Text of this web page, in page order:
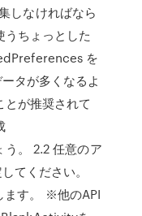
しなければなら
ちょっとした
を
タが多くなるよ
が推奨されて
。 2.2 任意のア
てください。
ます。 ※他のAPI